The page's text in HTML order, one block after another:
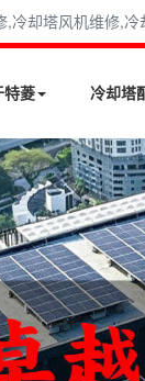
却塔风机维修,
特菱 冷却塔